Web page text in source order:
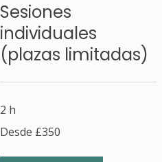
Sesiones
individuales
(plazas limitadas)
2 h
£350
Desde £350